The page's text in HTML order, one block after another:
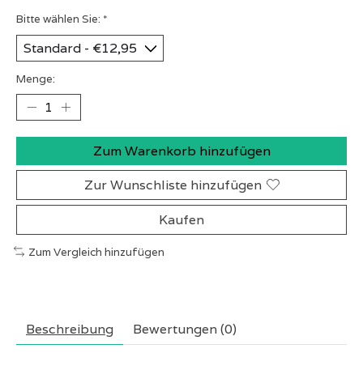
Bitte wählen Sie: *
Menge:
Zum Warenkorb hinzufügen
Zur Wunschliste hinzufügen
Kaufen
Zum Vergleich hinzufügen
Beschreibung Bewertungen (0)